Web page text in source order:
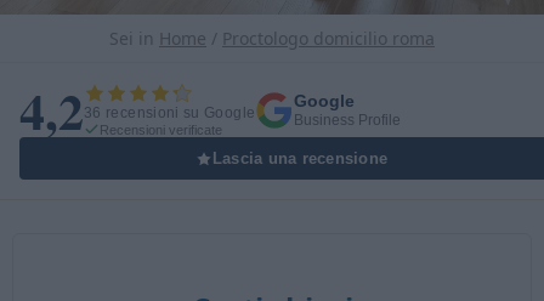
Sei in Home / Proctologo domicilio roma
4,236 recensioni su Google
Recensioni verificate
Google
Business Profile
Lascia una recensione